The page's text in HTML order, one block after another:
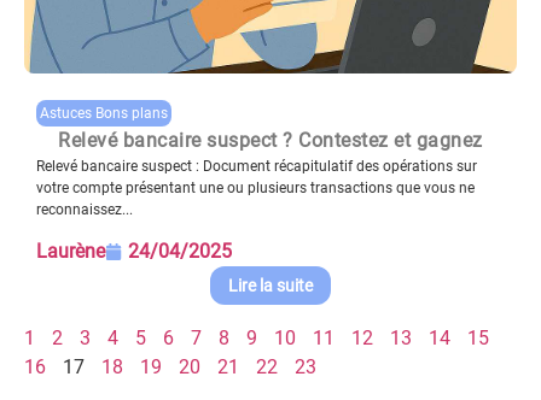
Astuces Bons plans
Relevé bancaire suspect ? Contestez et gagnez
Relevé bancaire suspect : Document récapitulatif des opérations sur
votre compte présentant une ou plusieurs transactions que vous ne
reconnaissez...
Laurène 24/04/2025
Lire la suite
1 2 3 4 5 6 7 8 9 10 11 12 13 14
15
16
17 18 19 20 21 22 23